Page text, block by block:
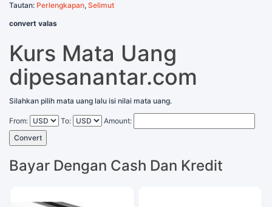
Tautan: Perlengkapan, Selimut
convert valas
Kurs Mata Uang
dipesanantar.com
Silahkan pilih mata uang lalu isi nilai mata uang.
From: To:
Amount:
Convert
Bayar Dengan Cash Dan Kredit